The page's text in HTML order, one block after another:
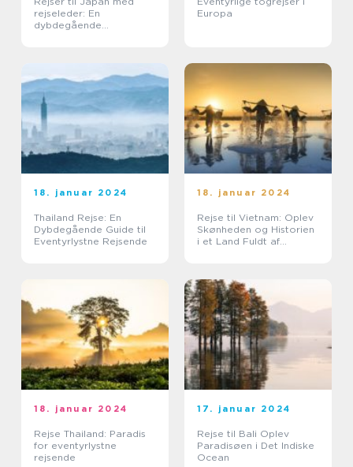
rejseleder: En
dybdegående
Europa
18. januar 2024
Thailand Rejse: En
Dybdegående Guide til
Eventyrlystne Rejsende
18. januar 2024
Rejse til Vietnam: Oplev
Skønheden og Historien
i et Land Fuldt af
18. januar 2024
Rejse Thailand: Paradis
for eventyrlystne
rejsende
17. januar 2024
Rejse til Bali Oplev
Paradisøen i Det Indiske
Ocean